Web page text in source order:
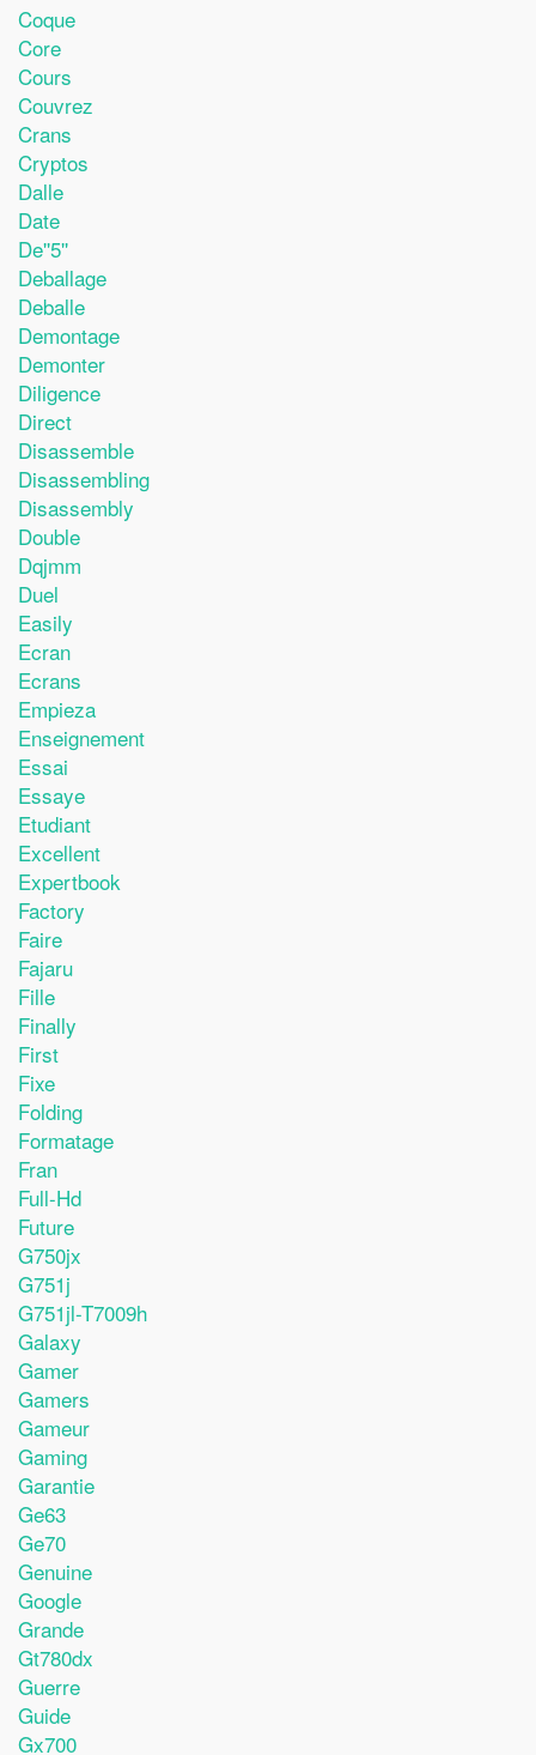
Coque
Core
Cours
Couvrez
Crans
Cryptos
Dalle
Date
De''5''
Deballage
Deballe
Demontage
Demonter
Diligence
Direct
Disassemble
Disassembling
Disassembly
Double
Dqjmm
Duel
Easily
Ecran
Ecrans
Empieza
Enseignement
Essai
Essaye
Etudiant
Excellent
Expertbook
Factory
Faire
Fajaru
Fille
Finally
First
Fixe
Folding
Formatage
Fran
Full-Hd
Future
G750jx
G751j
G751jl-T7009h
Galaxy
Gamer
Gamers
Gameur
Gaming
Garantie
Ge63
Ge70
Genuine
Google
Grande
Gt780dx
Guerre
Guide
Gx700